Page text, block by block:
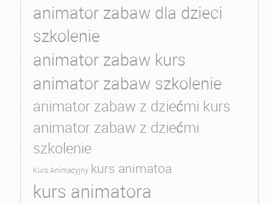
animator zabaw dla dzieci
szkolenie
animator zabaw kurs
animator zabaw szkolenie
animator zabaw z dziećmi kurs
animator zabaw z dziećmi
szkolenie
Kurs Animacyjny kurs animatoa
kurs animatora